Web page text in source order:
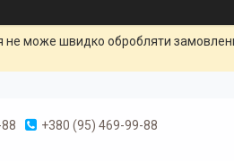
не може швидко обробляти
+380 (95) 469-99-88